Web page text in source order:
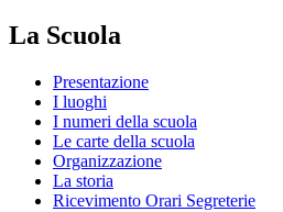
La Scuola
Presentazione
I luoghi
I numeri della scuola
Le carte della scuola
Organizzazione
La storia
Ricevimento Orari Segreterie